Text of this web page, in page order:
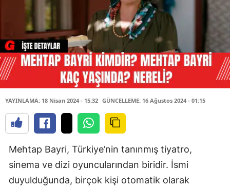
YAYINLAMA: 18 Nisan 2024 - 15:32 GÜNCELLEME: 16 Ağustos 2024 - 01:15
Mehtap Bayri, Türkiye’nin tanınmış tiyatro,
sinema ve dizi oyuncularından biridir. İsmi
duyulduğunda, birçok kişi otomatik olarak